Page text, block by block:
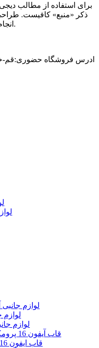
برای استفاده از مطالب
ذکر «منبع» کافیست.
انجام شده است.
ادرس فروشگاه حضوری:قم-
لوازم جانبی آیفون
لوازم
لوازم جانبی
قاب آیفون 16 پرومکس و لوازم جانبی
قاب ایفون 16 پرو و لوازم جانبی